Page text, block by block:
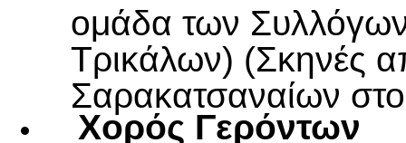
ομάδα των Συλλόγων
Τρικάλων) (Σκηνές
Σαρακατσαναίων στο
Χορός Γερόντων